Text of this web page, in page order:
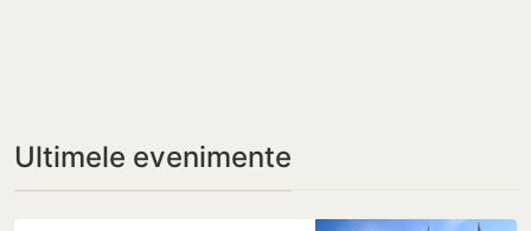
Ultimele evenimente